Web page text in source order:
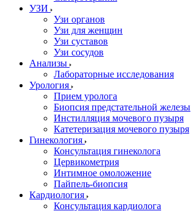
УЗИ
Узи органов
Узи для женщин
Узи cуставов
Узи сосудов
Анализы
Лабораторные исследования
Урология
Прием уролога
Биопсия предстательной железы
Инстилляция мочевого пузыря
Катетеризация мочевого пузыря
Гинекология
Консультация гинеколога
Цервикометрия
Интимное омоложение
Пайпель-биопсия
Кардиология
Консультация кардиолога